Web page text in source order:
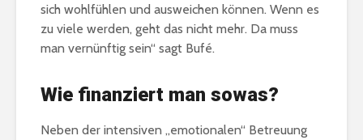
sich wohlfühlen und ausweichen können. Wenn es
zu viele werden, geht das nicht mehr. Da muss
man vernünftig sein“ sagt Bufé.
Wie finanziert man sowas?
Neben der intensiven „emotionalen“ Betreuung